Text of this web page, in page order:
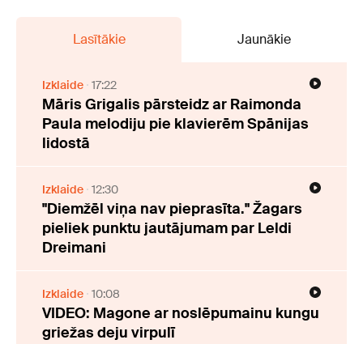
Lasītākie Jaunākie
Izklaide 17:22
Māris Grigalis pārsteidz ar Raimonda
Paula melodiju pie klavierēm Spānijas
lidostā
Izklaide 12:30
"Diemžēl viņa nav pieprasīta." Žagars
pieliek punktu jautājumam par Leldi
Dreimani
Izklaide 10:08
VIDEO: Magone ar noslēpumainu kungu
griežas deju virpulī